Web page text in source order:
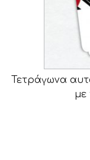
Τετράγωνα
με